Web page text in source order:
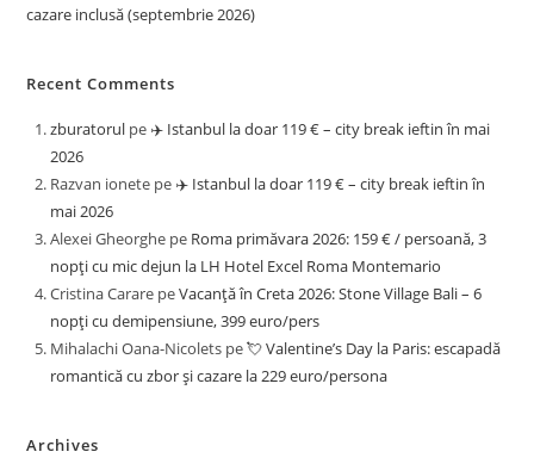
cazare inclusă (septembrie 2026)
Recent Comments
zburatorul pe ✈️ Istanbul la doar 119 € – city break ieftin în mai
2026
Razvan ionete pe ✈️ Istanbul la doar 119 € – city break ieftin în
mai 2026
Alexei Gheorghe pe Roma primăvara 2026: 159 € / persoană, 3
nopți cu mic dejun la LH Hotel Excel Roma Montemario
Cristina Carare peVacanță în Creta 2026: Stone Village Bali – 6
nopți cu demipensiune, 399 euro/pers
Mihalachi Oana-Nicolets pe💘 Valentine’s Day la Paris: escapadă
romantică cu zbor și cazare la 229 euro/persona
Archives